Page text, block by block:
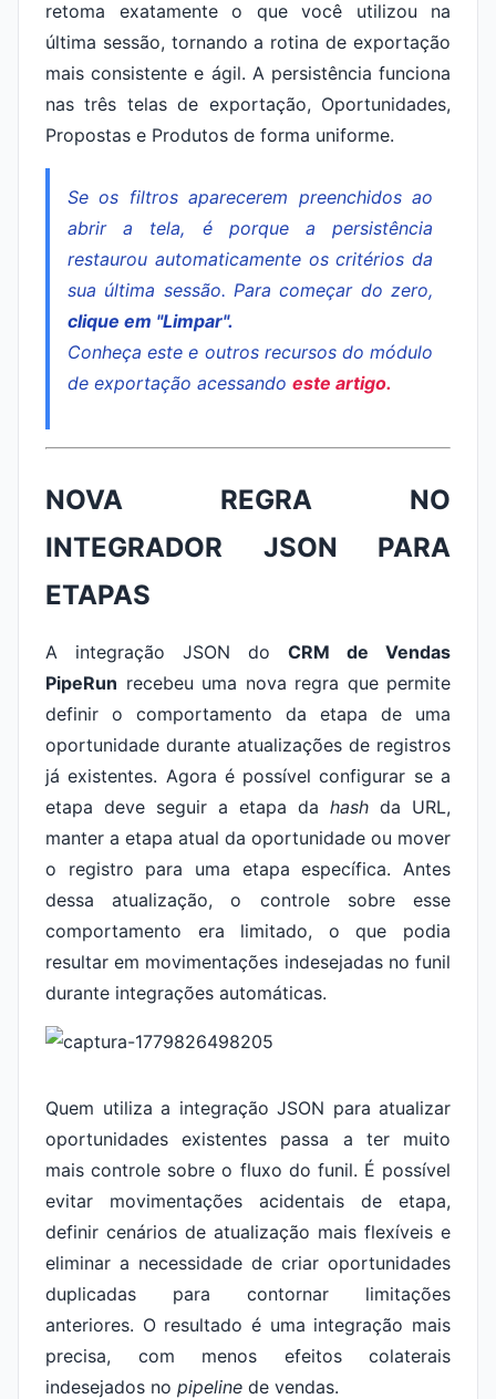
retoma exatamente o que você utilizou na
última sessão, tornando a rotina de exportação
mais consistente e ágil. A persistência funciona
nas três telas de exportação, Oportunidades,
Propostas e Produtos de forma uniforme.
Se os filtros aparecerem preenchidos ao
abrir a tela, é porque a persistência
restaurou automaticamente os critérios da
sua última sessão. Para começar do zero,
clique em "Limpar".
Conheça este e outros recursos do módulo
de exportação acessando este artigo.
NOVA REGRA NO
INTEGRADOR JSON PARA
ETAPAS
A integração JSON do CRM de Vendas
PipeRun recebeu uma nova regra que permite
definir o comportamento da etapa de uma
oportunidade durante atualizações de registros
já existentes. Agora é possível configurar se a
etapa deve seguir a etapa da hash da URL,
manter a etapa atual da oportunidade ou mover
o registro para uma etapa específica. Antes
dessa atualização, o controle sobre esse
comportamento era limitado, o que podia
resultar em movimentações indesejadas no funil
durante integrações automáticas.
Quem utiliza a integração JSON para atualizar
oportunidades existentes passa a ter muito
mais controle sobre o fluxo do funil. É possível
evitar movimentações acidentais de etapa,
definir cenários de atualização mais flexíveis e
eliminar a necessidade de criar oportunidades
duplicadas para contornar limitações
anteriores. O resultado é uma integração mais
precisa, com menos efeitos colaterais
indesejados no pipeline de vendas.